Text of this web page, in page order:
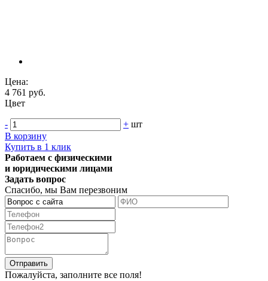
Цена:
4 761 руб.
Цвет
- + шт
В корзину
Купить в 1 клик
Работаем с физическими
и юридическими лицами
Задать вопрос
Спасибо, мы Вам перезвоним
Пожалуйста, заполните все поля!